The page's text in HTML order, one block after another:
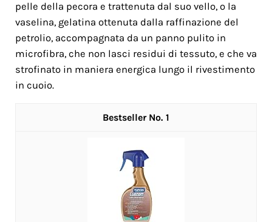
pelle della pecora e trattenuta dal suo vello, o la
vaselina, gelatina ottenuta dalla raffinazione del
petrolio, accompagnata da un panno pulito in
microfibra, che non lasci residui di tessuto, e che va
strofinato in maniera energica lungo il rivestimento
in cuoio.
1